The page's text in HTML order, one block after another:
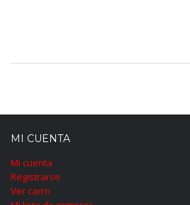
MI CUENTA
Mi cuenta
Registrarse
Ver carro